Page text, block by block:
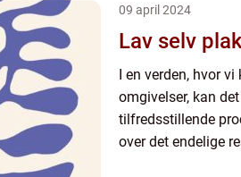
09 april 2024
Lav selv
I en verden, hvor
omgivelser, kan
tilfredsstillende
over det endelige